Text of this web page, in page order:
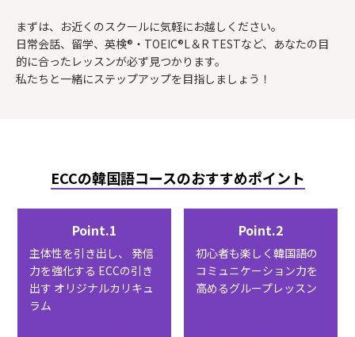
まずは、お近くのスクールに気軽にお越しください。
日常会話、留学、英検®・TOEIC®L＆R TESTなど、あなたの目
的に合ったレッスンが必ず見つかります。
私たちと一緒にステップアップを目指しましょう！
ECCの韓国語コースのおすすめポイント
Point.1
主体性を引き出し、
発信
力を強化する ECCの引き
出す オリジナルカリキュ
ラム
Point.2
初心者も楽しく韓国語の
コミュニケーション力を
高めるグループレッスン